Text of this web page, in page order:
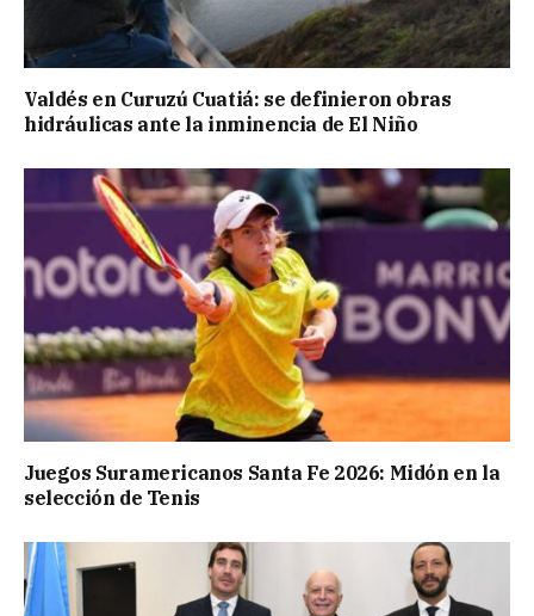
Valdés en Curuzú Cuatiá: se definieron obras
hidráulicas ante la inminencia de El Niño
Juegos Suramericanos Santa Fe 2026: Midón en la
selección de Tenis